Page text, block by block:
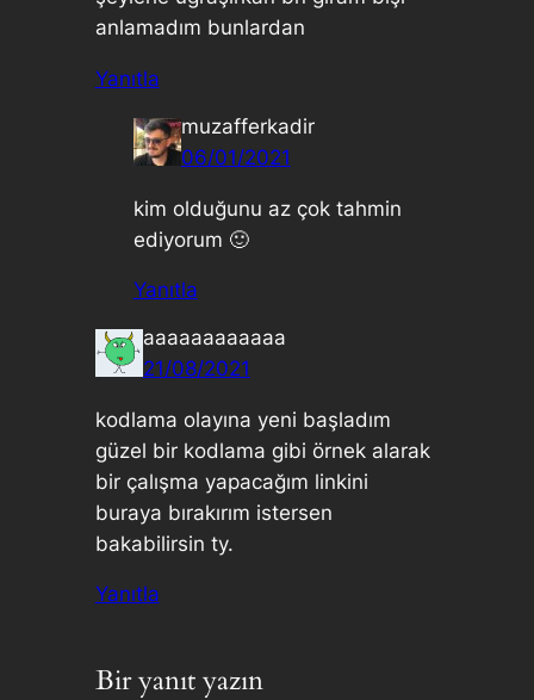
anlamadım bunlardan
Yanıtla
muzafferkadir
06/01/2021
kim olduğunu az çok tahmin
ediyorum 🙂
Yanıtla
aaaaaaaaaaaa
21/08/2021
kodlama olayına yeni başladım
güzel bir kodlama gibi örnek alarak
bir çalışma yapacağım linkini
buraya bırakırım istersen
bakabilirsin ty.
Yanıtla
Bir yanıt yazın